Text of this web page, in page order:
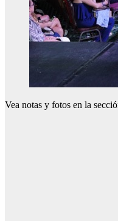
Vea notas y fotos en la